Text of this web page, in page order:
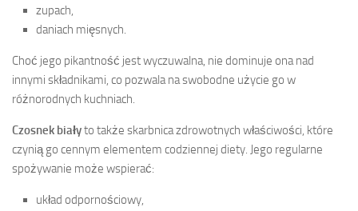
zupach,
daniach mięsnych.
Choć jego pikantność jest wyczuwalna, nie dominuje ona nad
innymi składnikami, co pozwala na swobodne użycie go w
różnorodnych kuchniach.
Czosnek białyto także skarbnica zdrowotnych właściwości, które
czynią go cennym elementem codziennej diety. Jego regularne
spożywanie może wspierać:
układ odpornościowy,